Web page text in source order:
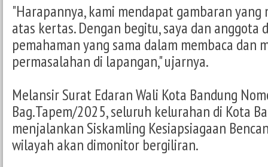
"Harapannya, kami mendapat gambaran yang
atas kertas. Dengan begitu, saya dan anggota
pemahaman yang sama dalam membaca dan
permasalahan di lapangan," ujarnya.
Melansir Surat Edaran Wali Kota Bandung
Bag.Tapem/2025, seluruh kelurahan di Kota
menjalankan Siskamling Kesiapsiagaan
wilayah akan dimonitor bergiliran.